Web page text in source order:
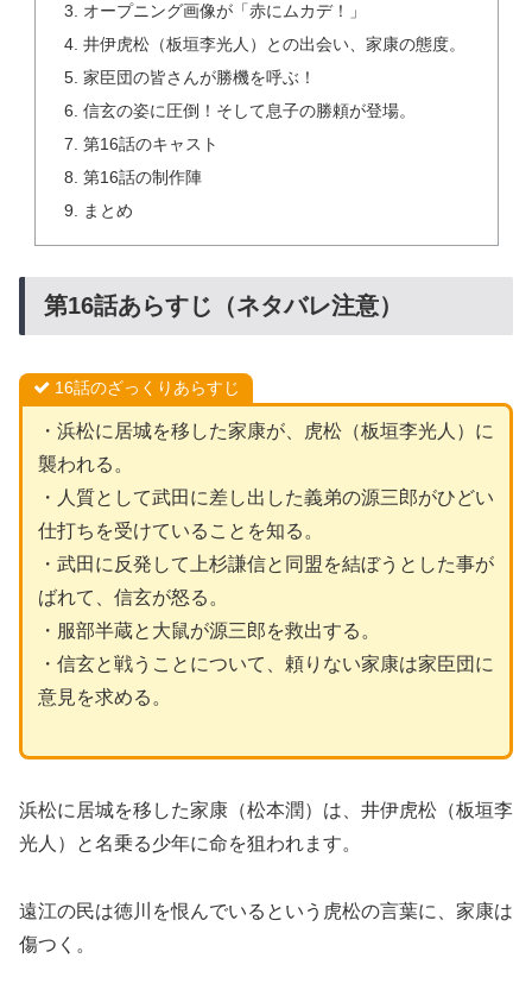
オープニング画像が「赤にムカデ！」
井伊虎松（板垣李光人）との出会い、家康の態度。
家臣団の皆さんが勝機を呼ぶ！
信玄の姿に圧倒！そして息子の勝頼が登場。
第16話のキャスト
第16話の制作陣
まとめ
第16話あらすじ（ネタバレ注意）
16話のざっくりあらすじ
・浜松に居城を移した家康が、虎松（板垣李光人）に
襲われる。
・人質として武田に差し出した義弟の源三郎がひどい
仕打ちを受けていることを知る。
・武田に反発して上杉謙信と同盟を結ぼうとした事が
ばれて、信玄が怒る。
・服部半蔵と大鼠が源三郎を救出する。
・信玄と戦うことについて、頼りない家康は家臣団に
意見を求める。
浜松に居城を移した家康（松本潤）は、井伊虎松（板垣李
光人）と名乗る少年に命を狙われます。
遠江の民は徳川を恨んでいるという虎松の言葉に、家康は
傷つく。